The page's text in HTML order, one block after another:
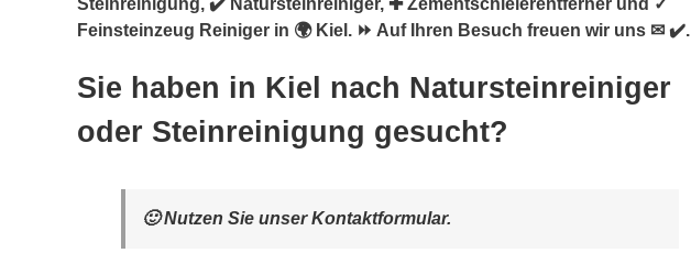
Steinreinigung, ✔️ Natursteinreiniger, ✚ Zementschleierentferner und ✓
Feinsteinzeug Reiniger in 🌍 Kiel. ⏩ Auf Ihren Besuch freuen wir uns ✉ ✔️.
Sie haben in Kiel nach Natursteinreiniger
oder Steinreinigung gesucht?
🙂 Nutzen Sie unser Kontaktformular.